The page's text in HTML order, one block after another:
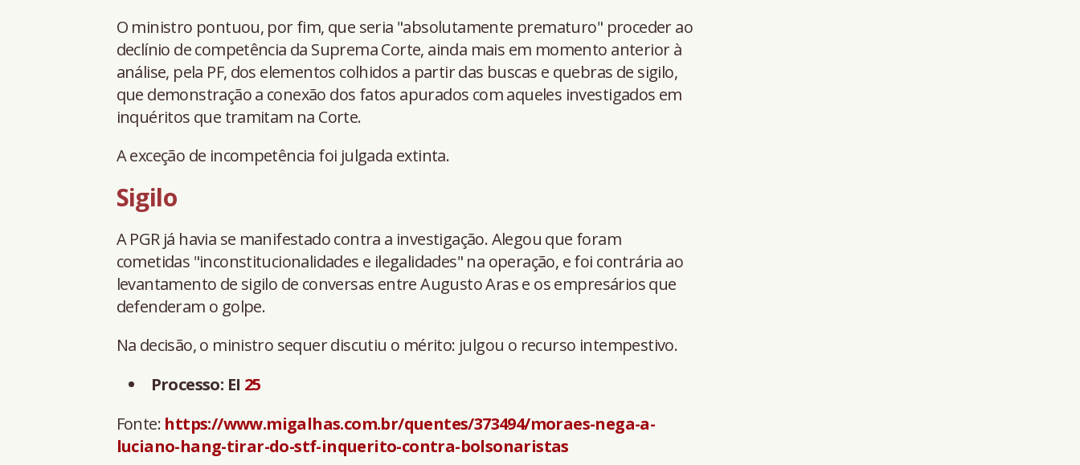
O ministro pontuou, por fim, que seria "absolutamente prematuro" proceder ao
declínio de competência da Suprema Corte, ainda mais em momento anterior à
análise, pela PF, dos elementos colhidos a partir das buscas e quebras de sigilo,
que demonstração a conexão dos fatos apurados com aqueles investigados em
inquéritos que tramitam na Corte.
A exceção de incompetência foi julgada extinta.
Sigilo
A PGR já havia se manifestado contra a investigação. Alegou que foram
cometidas "inconstitucionalidades e ilegalidades" na operação, e foi contrária ao
levantamento de sigilo de conversas entre Augusto Aras e os empresários que
defenderam o golpe.
Na decisão, o ministro sequer discutiu o mérito: julgou o recurso intempestivo.
Processo: EI 25
Fonte: https://www.migalhas.com.br/quentes/373494/moraes-nega-a-
luciano-hang-tirar-do-stf-inquerito-contra-bolsonaristas